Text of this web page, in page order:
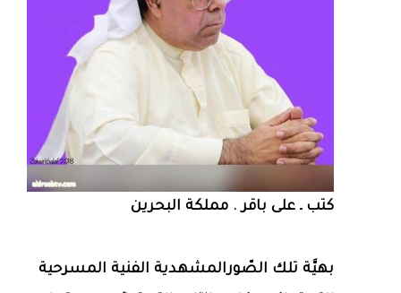
كتب ـ على باقر . مملكة البحرين
بهيَّة تلك الصّورالمشهدية الفنية المسرحية